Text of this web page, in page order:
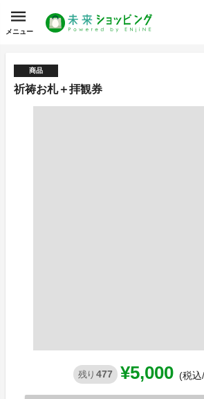
メニュー
商品
祈祷お札＋拝観券
残り 477 ¥5,000 (税込